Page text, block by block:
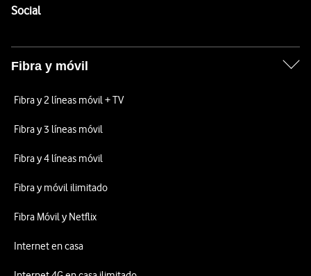
SocialEnlaces a las redes sociales de Vodafone
Fibra y móvil
Fibra y 2 líneas móvil + TV
Fibra y 3 líneas móvil
Fibra y 4 líneas móvil
Fibra y móvil ilimitado
Fibra Móvil y Netflix
Internet en casa